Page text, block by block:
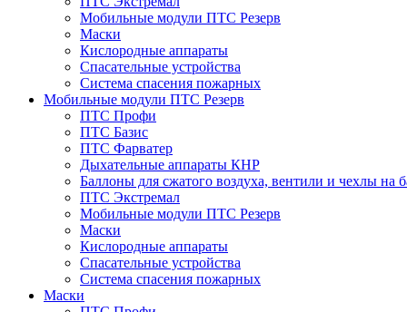
Мобильные модули ПТС Резерв
Маски
Кислородные аппараты
Спасательные устройства
Система спасения пожарных
Мобильные модули ПТС Резерв
ПТС Профи
ПТС Базис
ПТС Фарватер
Дыхательные аппараты КНР
Баллоны для сжатого воздуха, вентили и чехлы на
ПТС Экстремал
Мобильные модули ПТС Резерв
Маски
Кислородные аппараты
Спасательные устройства
Система спасения пожарных
Маски